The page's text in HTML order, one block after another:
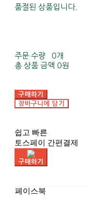
품절된 상품입니다.
주문 수량
0개
총 상품 금액 0원
구매하기
장바구니에 담기
쉽고 빠른
토스페이 간편결제
구매하기
페이스북